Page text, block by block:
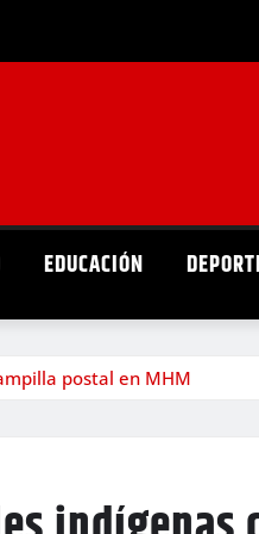
EDUCACIÓN
postal en MHM